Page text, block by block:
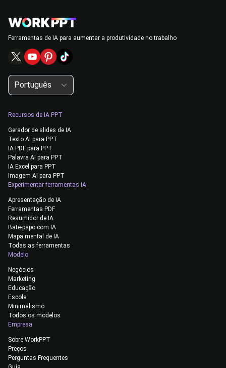
Ferramentas de IA para aumentar a produtividade no trabalho
Português
Recursos de IA PPT
Gerador de slides de IA
Texto AI para PPT
IA PDF para PPT
Palavra AI para PPT
IA Excel para PPT
Imagem AI para PPT
Experimentar ferramentas IA
Apresentação de IA
Ferramentas PDF
Resumidor de IA
Bate-papo com IA
Mapa mental de IA
Todas as ferramentas
Modelo
Negócios
Marketing
Educação
Escola
Minimalismo
Todos os modelos
Empresa
Sobre WorkPPT
Preços
Perguntas Frequentes